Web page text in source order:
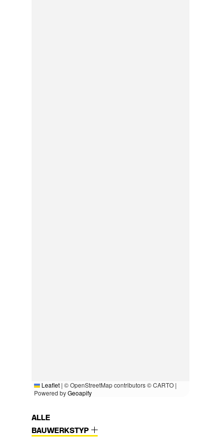
Leaflet | © OpenStreetMap contributors © CARTO |
Powered byGeoapify
ALLE
BAUWERKSTYP